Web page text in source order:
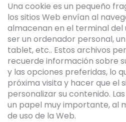
Una cookie es un pequeño
los sitios Web envían al
almacenan en el terminal del
ser un ordenador personal,
tablet, etc.. Estos archivos
recuerde información sobre
y las opciones preferidas, lo
próxima visita y hacer que el
personalizar su contenido.
un papel muy importante, al
de uso de la Web.